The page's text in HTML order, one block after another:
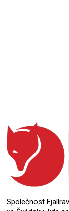
Společnost